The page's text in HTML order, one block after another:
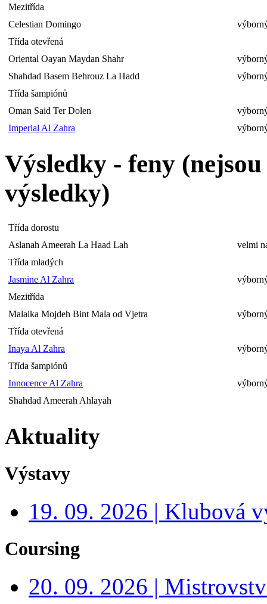
Mezitřída
Celestian Domingo
Třída otevřená
Oriental Oayan Maydan Shahr
Shahdad Basem Behrouz La Hadd
Třída šampiónů
Oman Said Ter Dolen
Imperial Al Zahra
Výsledky - feny
výsledky)
Třída dorostu
Aslanah Ameerah La Haad Lah
velmi
Třída mladých
Jasmine Al Zahra
Mezitřída
Malaika Mojdeh Bint Mala od Vjetra
Třída otevřená
Inaya Al Zahra
Třída šampiónů
Innocence Al Zahra
Shahdad Ameerah Ahlayah
Aktuality
Výstavy
19. 09. 2026 | Klubová
Coursing
20. 09. 2026 |